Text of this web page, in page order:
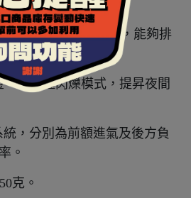
採用COOLMAX布料，能夠排
乾燥。
有四種閃爍模式，提昇夜間
，分別為前額進氣及後方負
。
克。